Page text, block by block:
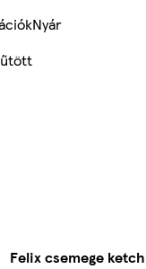
Nyár
Felix csemege